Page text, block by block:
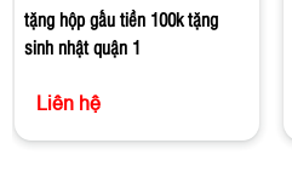
tặng hộp gấu tiền 100k tặng
sinh nhật quận 1
Liên hệ